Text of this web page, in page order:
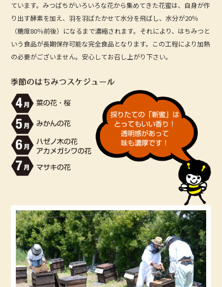
ています。みつばちがいろいろな花から集めてきた花蜜は、自身が作
り出す酵素を加え、羽を羽ばたかせて水分を飛ばし、水分が20％
（糖度80％前後）になるまで濃縮されます。それにより、はちみつと
いう食品が長期保存可能な完全食品となります。この工程により加熱
の必要がございません。安心してお召し上がり下さい。